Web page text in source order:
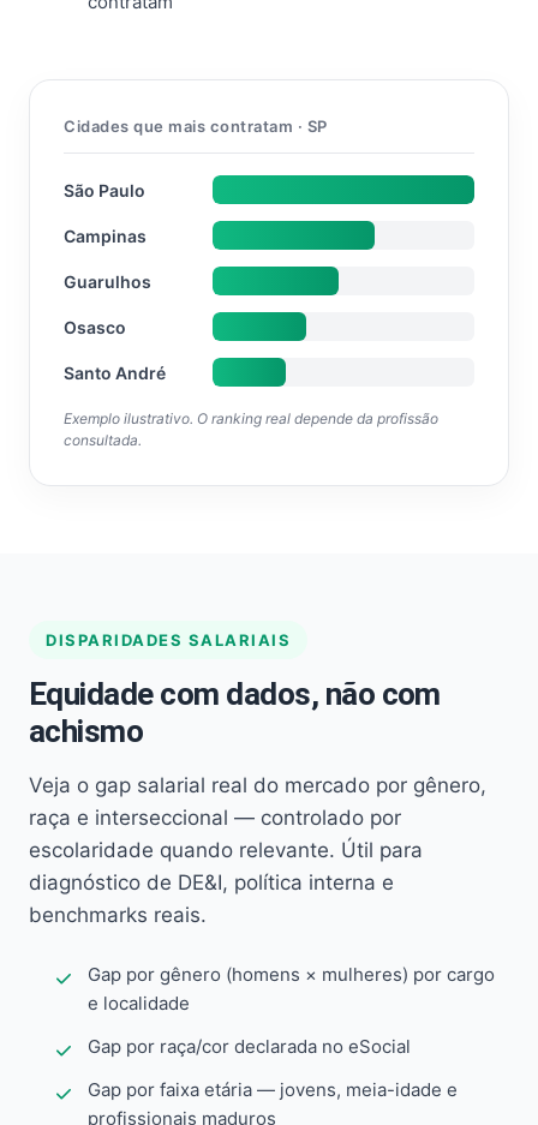
Cidades que mais contratam · SP
São Paulo
Campinas
Guarulhos
Osasco
Santo André
Exemplo ilustrativo. O ranking real depende da profissão
consultada.
DISPARIDADES SALARIAIS
Equidade com dados, não com
achismo
Veja o gap salarial real do mercado por gênero,
raça e interseccional — controlado por
escolaridade quando relevante. Útil para
diagnóstico de DE&I, política interna e
benchmarks reais.
Gap por gênero (homens × mulheres) por cargo
e localidade
Gap por raça/cor declarada no eSocial
Gap por faixa etária — jovens, meia-idade e
profissionais maduros